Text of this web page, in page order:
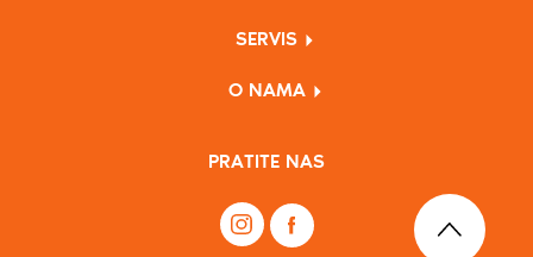
SERVIS
O NAMA
PRATITE NAS